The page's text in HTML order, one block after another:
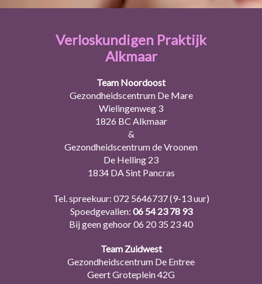
Verloskundigen Praktijk
Alkmaar
Team Noordoost
Gezondheidscentrum De Mare
Wielingenweg 3
1826 BC Alkmaar
&
Gezondheidscentrum de Vroonen
De Helling 23
1834 DA Sint Pancras
Tel. spreekuur: 072 5646737(9-13 uur)
Spoedgevallen: 06 54 23 78 93
Bij geen gehoor06 20 35 23 40
Team Zuidwest
Gezondheidscentrum De Entree
Geert Groteplein 42G